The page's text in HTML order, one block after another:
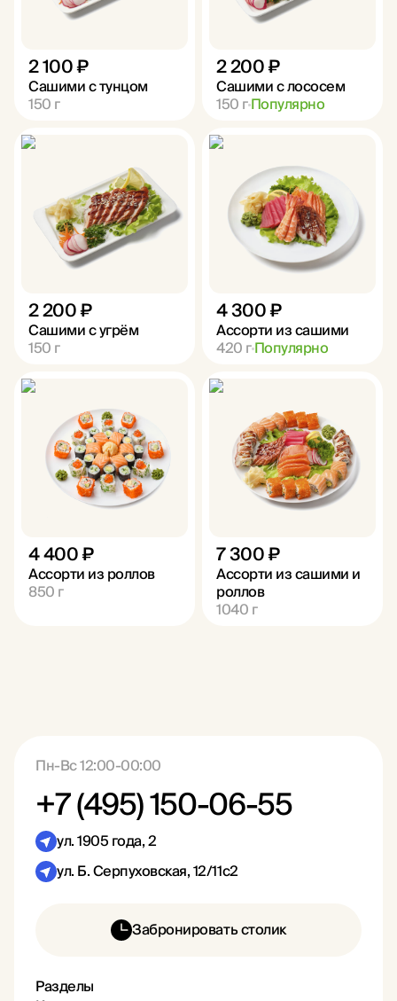
2 100 ₽
Сашими с тунцом
150г
2 200 ₽
Сашими с лососем
150гПопулярно
2 200 ₽
Сашими с угрём
150г
4 300 ₽
Ассорти из сашими
420гПопулярно
4 400 ₽
Ассорти из роллов
850г
7 300 ₽
Ассорти из сашими и
роллов
1040г
Пн-Вс 12:00-00:00
+7 (495) 150-06-55
ул. 1905 года, 2
ул. Б. Серпуховская, 12/11с2
Забронировать столик
Разделы